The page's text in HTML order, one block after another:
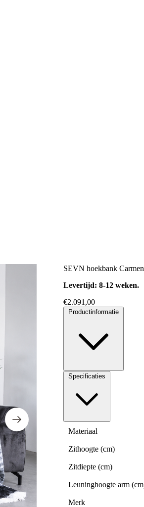
SEVN hoekbank Carmen
Levertijd: 8-12 weken.
€2.091,00
Productinformatie
Specificaties
Materiaal
Zithoogte (cm)
Zitdiepte (cm)
Leuninghoogte arm
Merk